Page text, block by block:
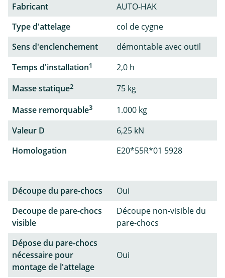
Fabricant
AUTO-HAK
Type d'attelage
col de cygne
Sens d'enclenchement
démontable avec outil
Temps d'installation1
2,0 h
Masse statique2
75 kg
Masse remorquable3
1.000 kg
Valeur D
6,25 kN
Homologation
E20*55R*01 5928
Découpe du pare-chocs
Oui
Decoupe de pare-chocs
visible
Découpe non-visible du
pare-chocs
Dépose du pare-chocs
nécessaire pour
montage de l'attelage
Oui